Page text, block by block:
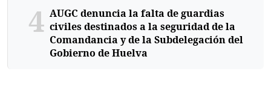
4 AUGC denuncia la falta de guardias
civiles destinados a la seguridad de la
Comandancia y de la Subdelegación del
Gobierno de Huelva